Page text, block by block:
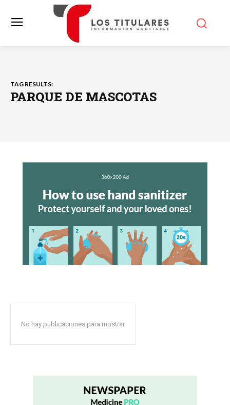
TAG RESULTS:
PARQUE DE MASCOTAS
No hay publicaciones para mostrar